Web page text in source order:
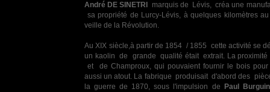
André DE SINETRI
marquis de Lévis, créa une
sa propriété de Lurcy-Lévis, à quelques kilomètres
veille de la Révolution.
Au XIX siècle,à partir de 1854 / 1855 cette activité se
un kaolin de grande qualité était extrait. La
et de Champroux, qui pouvaient fournir le bois pour
aussi un atout. La fabrique produisait d'abord des
la guerre de 1870, sous l'impulsion de
Paul Burguin